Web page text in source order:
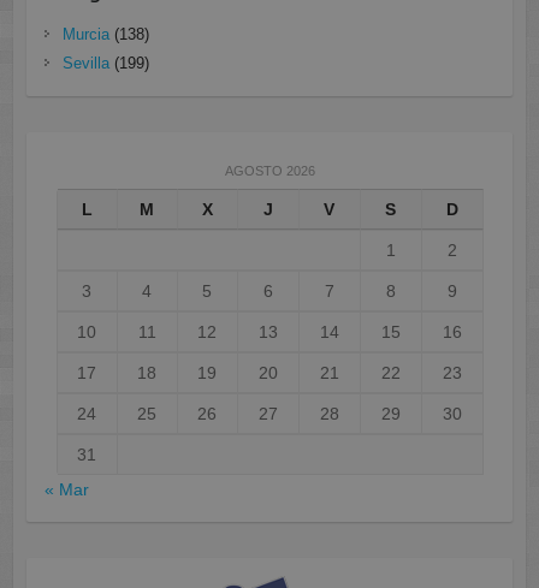
Murcia(138)
Sevilla(199)
AGOSTO 2026
L M X J V S D
1 2
3 4 5 6 7 8 9
10 11 12 13 14 15 16
17 18 19 20 21 22 23
24 25 26 27 28 29 30
31
« Mar